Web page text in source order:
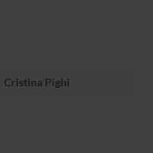
Cristina Pighi